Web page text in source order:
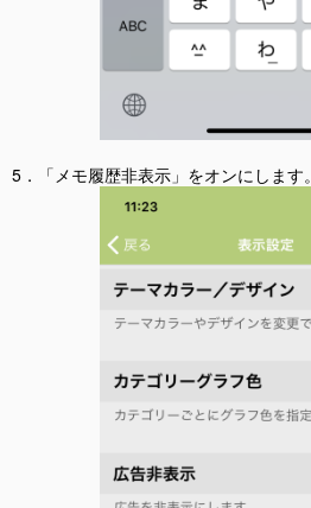
5．「メモ履歴非表示」をオンにします。